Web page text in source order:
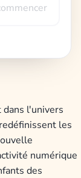
l'univers
les
numérique
des